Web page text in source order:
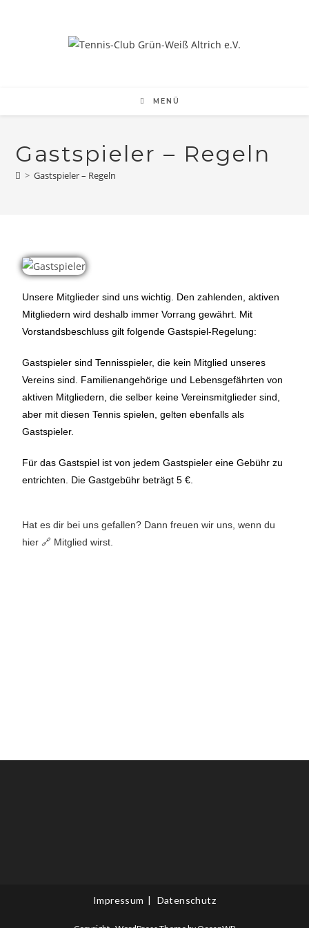
MENÜ
Gastspieler – Regeln
> Gastspieler – Regeln
Unsere Mitglieder sind uns wichtig. Den zahlenden, aktiven
Mitgliedern wird deshalb immer Vorrang gewährt. Mit
Vorstandsbeschluss gilt folgende Gastspiel-Regelung:
Gastspieler sind Tennisspieler, die kein Mitglied unseres
Vereins sind. Familienangehörige und Lebensgefährten von
aktiven Mitgliedern, die selber keine Vereinsmitglieder sind,
aber mit diesenTennis spielen, gelten ebenfalls als
Gastspieler.
Für das Gastspiel ist von jedem Gastspieler eine Gebühr zu
entrichten. DieGastgebühr beträgt 5 €.
Hat es dir bei uns gefallen? Dann freuen wir uns, wenn du
hier 🔗 Mitglied wirst.
Impressum Datenschutz